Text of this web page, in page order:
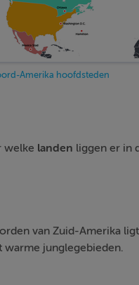
Amerika hoofdsteden
welke landen liggen er in
van Zuid-Amerika
warme junglegebieden.